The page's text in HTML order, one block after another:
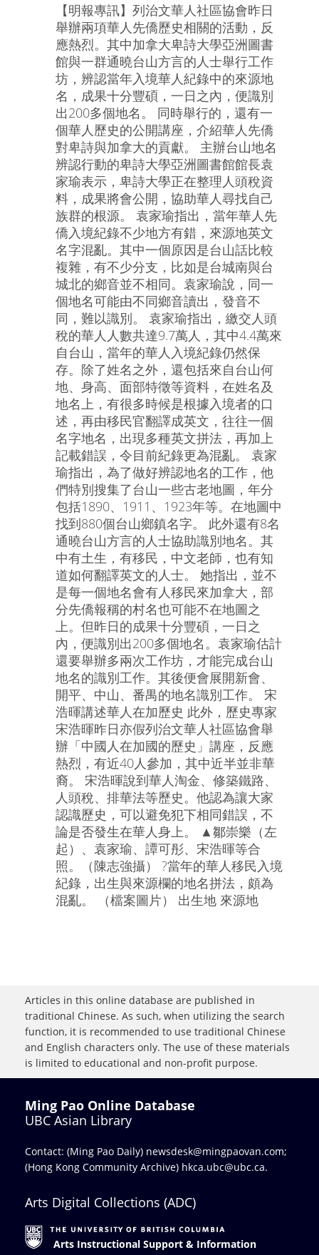
【明報專訊】列治文華人社區協會昨日
舉辦兩項華人先僑歷史相關的活動，反
應熱烈。其中加拿大卑詩大學亞洲圖書
館與一群通曉台山方言的人士舉行工作
坊，辨認當年入境華人紀錄中的來源地
名，成果十分豐碩，一日之內，便識別
出200多個地名。 同時舉行的，還有一
個華人歷史的公開講座，介紹華人先僑
對卑詩與加拿大的貢獻。 主辦台山地名
辨認行動的卑詩大學亞洲圖書館館長袁
家瑜表示，卑詩大學正在整理人頭稅資
料，成果將會公開，協助華人尋找自己
族群的根源。 袁家瑜指出，當年華人先
僑入境紀錄不少地方有錯，來源地英文
名字混亂。其中一個原因是台山話比較
複雜，有不少分支，比如是台城南與台
城北的鄉音並不相同。袁家瑜說，同一
個地名可能由不同鄉音讀出，發音不
同，難以識別。 袁家瑜指出，繳交人頭
稅的華人人數共達9.7萬人，其中4.4萬來
自台山，當年的華人入境紀錄仍然保
存。除了姓名之外，還包括來自台山何
地、身高、面部特徵等資料，在姓名及
地名上，有很多時候是根據入境者的口
述，再由移民官翻譯成英文，往往一個
名字地名，出現多種英文拼法，再加上
記載錯誤，令目前紀錄更為混亂。 袁家
瑜指出，為了做好辨認地名的工作，他
們特別搜集了台山一些古老地圖，年分
包括1890、1911、1923年等。在地圖中
找到880個台山鄉鎮名字。 此外還有8名
通曉台山方言的人士協助識別地名。其
中有土生，有移民，中文老師，也有知
道如何翻譯英文的人士。 她指出，並不
是每一個地名會有人移民來加拿大，部
分先僑報稱的村名也可能不在地圖之
上。但昨日的成果十分豐碩，一日之
內，便識別出200多個地名。袁家瑜估計
還要舉辦多兩次工作坊，才能完成台山
地名的識別工作。其後便會展開新會、
開平、中山、番禺的地名識別工作。 宋
浩暉講述華人在加歷史 此外，歷史專家
宋浩暉昨日亦假列治文華人社區協會舉
辦「中國人在加國的歷史」講座，反應
熱烈，有近40人參加，其中近半並非華
裔。 宋浩暉說到華人淘金、修築鐵路、
人頭稅、排華法等歷史。他認為讓大家
認識歷史，可以避免犯下相同錯誤，不
論是否發生在華人身上。 ▲鄒崇樂（左
起）、袁家瑜、譚可彤、宋浩暉等合
照。（陳志強攝） ?當年的華人移民入境
紀錄，出生與來源欄的地名拼法，頗為
混亂。 （檔案圖片） 出生地 來源地
Articles in this online database are published in
traditional Chinese. As such, when utilizing the search
function, it is recommended to use traditional Chinese
and English characters only. The use of these materials
is limited to educational and non-profit purpose.
Ming Pao Online Database
UBC Asian Library
Contact: (Ming Pao Daily) newsdesk@mingpaovan.com;
(Hong Kong Community Archive) hkca.ubc@ubc.ca.
Arts Digital Collections (ADC)
Arts Instructional Support & Information